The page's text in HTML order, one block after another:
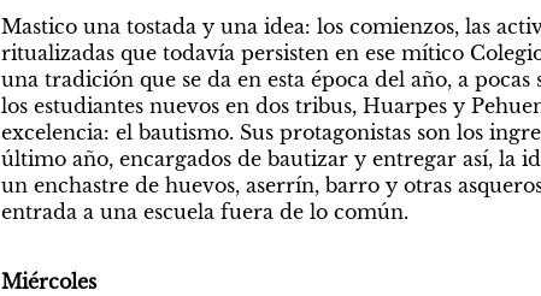
Mastico una tostada y una idea: los comienzos, las
ritualizadas que todavía persisten en ese mítico
una tradición que se da en esta época del año, a
los estudiantes nuevos en dos tribus, Huarpes y
excelencia: el bautismo. Sus protagonistas son los
último año, encargados de bautizar y entregar así, la
un enchastre de huevos, aserrín, barro y otras
entrada a una escuela fuera de lo común.
Miércoles